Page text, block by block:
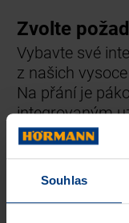
Souhlas
Zvolte
Vybavte své
z našich
Na přání je
integrovaným
ProLock pro